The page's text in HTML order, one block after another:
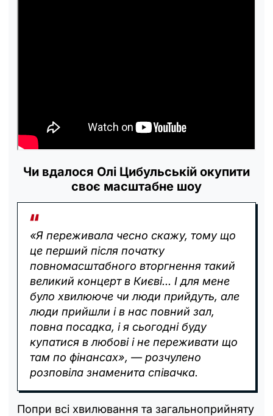
Чи вдалося Олі Цибульській окупити
своє масштабне шоу
«Я переживала чесно скажу, тому що
це перший після початку
повномасштабного вторгнення такий
великий концерт в Києві... І для мене
було хвилююче чи люди прийдуть, але
люди прийшли і в нас повний зал,
повна посадка, і я сьогодні буду
купатися в любові і не переживати що
там по фінансах», — розчулено
розповіла знаменита співачка.
Попри всі хвилювання та загальноприйняту